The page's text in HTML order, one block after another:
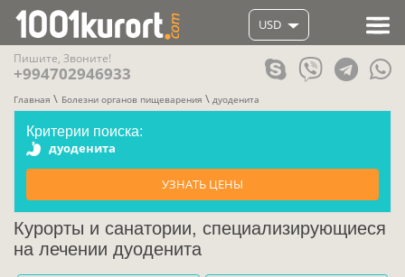
USD
Пишите, Звоните!
+994702946933
Главная Болезни органов пищеварения дуоденита
Критерии поиска:
дуоденита
УЗНАТЬ ЦЕНЫ
Курорты и санатории, специализирующиеся
на лечении дуоденита